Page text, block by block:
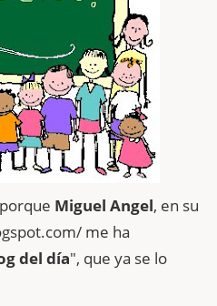
Miguel Angel, en su
me ha
del día", que ya se lo